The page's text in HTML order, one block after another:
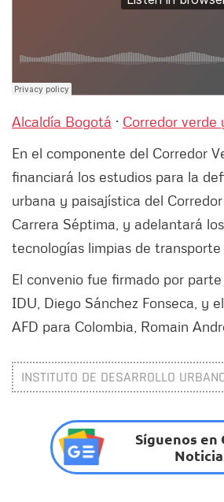
Alcaldía Bogotá · Corredor verde
En el componente del Corredor
financiará los estudios para la
urbana y paisajística del
Carrera Séptima, y adelantará
tecnologías limpias de
El convenio fue firmado por
IDU, Diego Sánchez Fonseca, y
AFD para Colombia, Romain
INSTITUTO DE DESARROLLO
Síguenos en